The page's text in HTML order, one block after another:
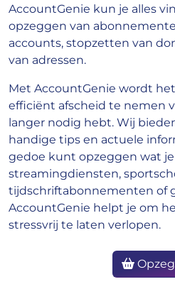
AccountGenie kun je alles
opzeggen van
accounts, stopzetten van
van adressen.
Met AccountGenie wordt
efficiënt afscheid te nemen
langer nodig hebt. Wij
handige tips en actuele
gedoe kunt opzeggen wat
streamingdiensten,
tijdschriftabonnementen of
AccountGenie helpt je om
stressvrij te laten verlopen.